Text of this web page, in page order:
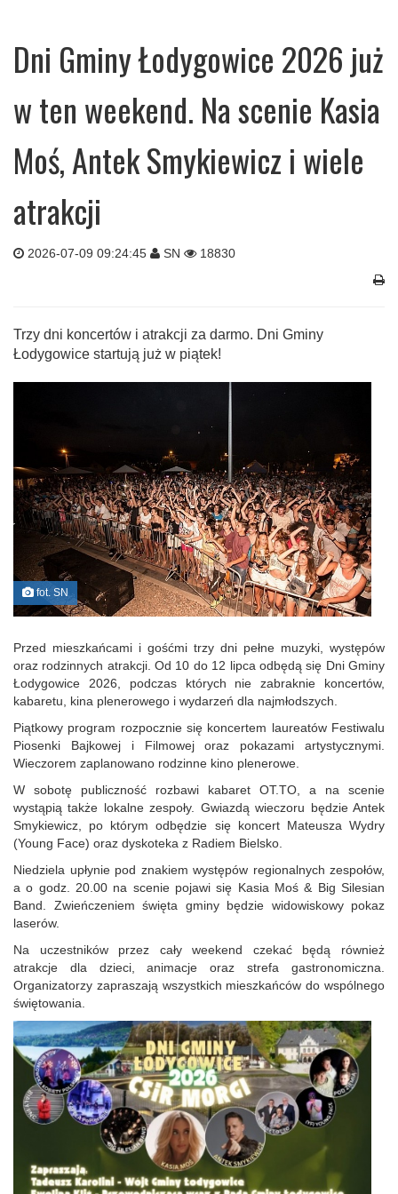
Dni Gminy Łodygowice 2026 już
w ten weekend. Na scenie Kasia
Moś, Antek Smykiewicz i wiele
atrakcji
2026-07-09 09:24:45 SN 18830
Trzy dni koncertów i atrakcji za darmo. Dni Gminy
Łodygowice startują już w piątek!
fot. SN
Przed mieszkańcami i gośćmi trzy dni pełne muzyki, występów
oraz rodzinnych atrakcji. Od 10 do 12 lipca odbędą się Dni Gminy
Łodygowice 2026, podczas których nie zabraknie koncertów,
kabaretu, kina plenerowego i wydarzeń dla najmłodszych.
Piątkowy program rozpocznie się koncertem laureatów Festiwalu
Piosenki Bajkowej i Filmowej oraz pokazami artystycznymi.
Wieczorem zaplanowano rodzinne kino plenerowe.
W sobotę publiczność rozbawi kabaret OT.TO, a na scenie
wystąpią także lokalne zespoły. Gwiazdą wieczoru będzie Antek
Smykiewicz, po którym odbędzie się koncert Mateusza Wydry
(Young Face) oraz dyskoteka z Radiem Bielsko.
Niedziela upłynie pod znakiem występów regionalnych zespołów,
a o godz. 20.00 na scenie pojawi się Kasia Moś & Big Silesian
Band. Zwieńczeniem święta gminy będzie widowiskowy pokaz
laserów.
Na uczestników przez cały weekend czekać będą również
atrakcje dla dzieci, animacje oraz strefa gastronomiczna.
Organizatorzy zapraszają wszystkich mieszkańców do wspólnego
świętowania.